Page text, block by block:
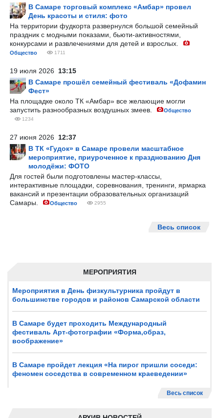
МЕРОПРИЯТИЯ
Мероприятия в День физкультурника пройдут в
большинстве городов и районов Самарской области
В Самаре будет проходить Международный
фестиваль Арт-фотографии «Форма,образ,
воображение»
В Самаре пройдет лекция «На пирог пришли соседи:
феномен соседства в современном краеведении»
Весь список
В Самаре торговый комплекс «Амбар» провел
День красоты и стиля: фото
На территории фудкорта развернулся большой семейный
праздник с модными показами, бьюти-активностями,
конкурсами и развлечениями для детей и взрослых.
Общество 1711
19 июля 2026 13:15
В Самаре прошёл семейный фестиваль «Дофамин
Фест»
На площадке около ТК «Амбар» все желающие могли
запустить разнообразных воздушных змеев.
Общество
1234
27 июня 2026 12:37
В ТК «Гудок» в Самаре провели масштабное
мероприятие, приуроченное к празднованию Дня
молодёжи: ФОТО
Для гостей были подготовлены мастер-классы,
интерактивные площадки, соревнования, тренинги, ярмарка
вакансий и презентации образовательных организаций
Самары.
Общество 2955
Весь список